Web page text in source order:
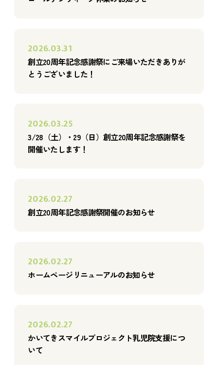
2026.03.31
創立20周年記念感謝祭にご来場いただきありが
とうございました！
2026.03.25
3/28（土）・29（日）創立20周年記念感謝祭を
開催いたします！
2026.02.27
創立20周年記念感謝祭開催のお知らせ
2026.02.27
ホームページリニューアルのお知らせ
2026.02.27
かいてきスマイルプロジェクト乳児院支援につ
いて